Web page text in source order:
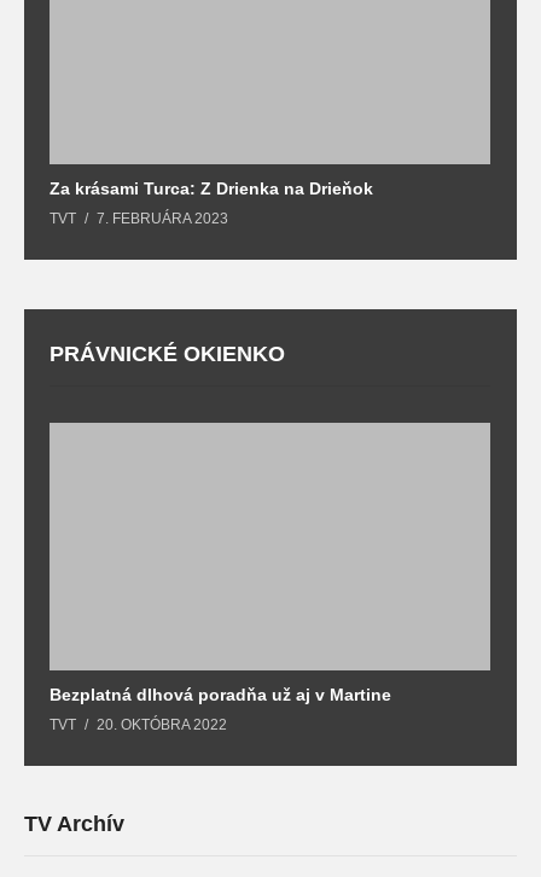
Za krásami Turca: Z Drienka na Drieňok
TVT 7. FEBRUÁRA 2023
PRÁVNICKÉ OKIENKO
Bezplatná dlhová poradňa už aj v Martine
TVT 20. OKTÓBRA 2022
TV Archív